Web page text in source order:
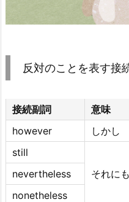
反対のことを表す接
接続副詞
意味
however
しかし
still
それに
nevertheless
nonetheless